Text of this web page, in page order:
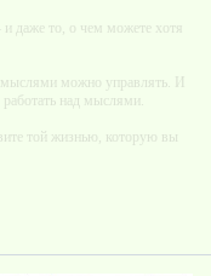
и даже то, о чем можете хотя
можно управлять. И
работать над мыслями.
той жизнью, которую вы
нищета — глупость. Из